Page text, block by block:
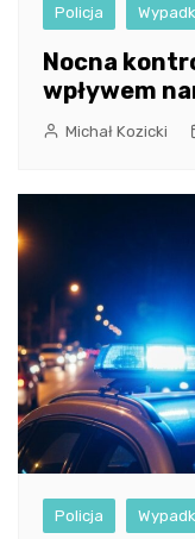
Policja
Nocna
wpływem
Michał Kozicki
Policja